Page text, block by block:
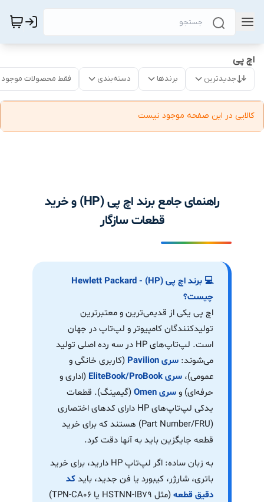
اچ پی
جدیدترین برندها دسته‌بندی فقط محصولات موجود
کالایی در این صفحه موجود نیست
راهنمای جامع برند اچ پی (HP) و خرید
قطعات سازگار
💻 برند اچ پی (HP) - Hewlett Packard
چیست؟
اچ پی یکی از قدیمی‌ترین و معتبرترین
تولیدکنندگان کامپیوتر و لپ‌تاپ در جهان
است. لپ‌تاپ‌های HP در سه رده اصلی تولید
می‌شوند: سری Pavilion
(کاربری خانگی و
عمومی)، سری EliteBook/ProBook
(اداری و
حرفه‌ای) وسری Omen
(گیمینگ). قطعات
یدکی لپ‌تاپ‌های HP دارای کدهای اختصاری
(Part Number/FRU) هستند که برای خرید
قطعه جایگزین باید به آنها دقت کرد.
به زبان ساده: اگر لپ‌تاپ HP دارید، برای خرید
باتری، شارژر، کیبورد یا فن جدید، بایدکد
دقیق قطعه
(مثل HSTNN-IB79 یا TPN-CA06)